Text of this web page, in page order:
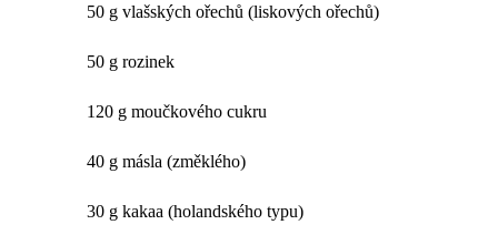
50 g vlašských ořechů (liskových ořechů)
50 g rozinek
120 g moučkového cukru
40 g másla (změklého)
30 g kakaa (holandského typu)